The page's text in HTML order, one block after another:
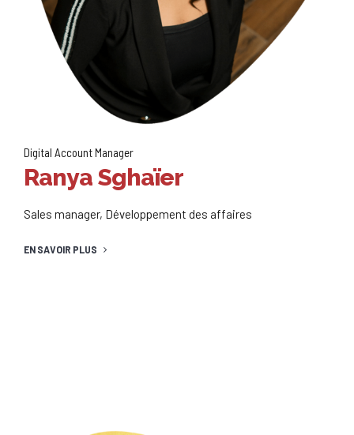
Digital Account Manager
Ranya Sghaïer
Sales manager, Développement des affaires
EN SAVOIR PLUS